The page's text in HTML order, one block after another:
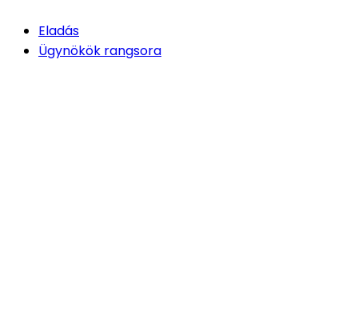
Eladás
Ügynökök rangsora